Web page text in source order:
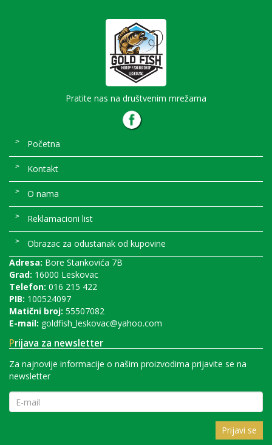
Pratite nas na društvenim mrežama
Početna
Kontakt
O nama
Reklamacioni list
Obrazac za odustanak od kupovine
Adresa: Bore Stankovića 7B
Grad: 16000 Leskovac
Telefon: 016 215 422
PIB: 100524097
Matični broj: 55507082
E-mail: goldfish_leskovac@yahoo.com
Prijava za newsletter
Za najnovije informacije o našim proizvodima prijavite se na
newsletter
Prijavi se